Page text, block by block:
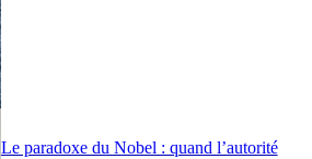
Le paradoxe du Nobel : quand l’autorité